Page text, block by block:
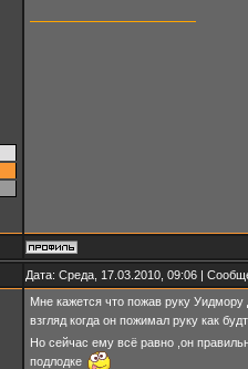
Дата: Среда, 17.03.2010, 09:06 |
Мне кажется что пожав руку
взгляд когда он пожимал руку как
Но сейчас ему всё равно ,он
подлодке